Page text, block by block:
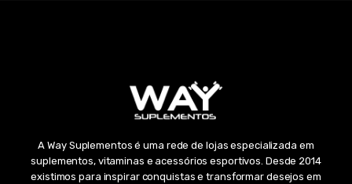
A Way Suplementos é uma rede de lojas especializada em
suplementos, vitaminas e acessórios esportivos. Desde 2014
existimos para inspirar conquistas e transformar desejos em